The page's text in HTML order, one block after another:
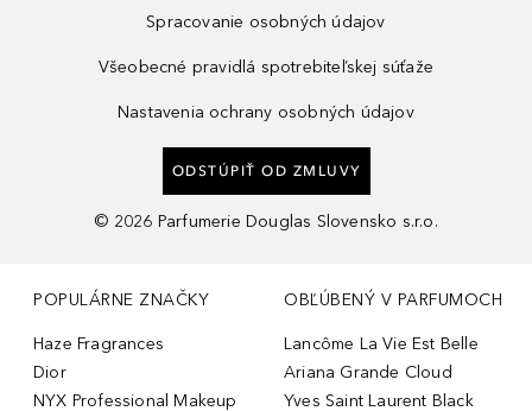
Spracovanie osobných údajov
Všeobecné pravidlá spotrebiteľskej súťaže
Nastavenia ochrany osobných údajov
ODSTÚPIŤ OD ZMLUVY
© 2026 Parfumerie Douglas Slovensko s.r.o.
POPULÁRNE ZNAČKY
Haze Fragrances
Dior
NYX Professional Makeup
OBĽÚBENÝ V PARFUMOCH
Lancôme La Vie Est Belle
Ariana Grande Cloud
Yves Saint Laurent Black